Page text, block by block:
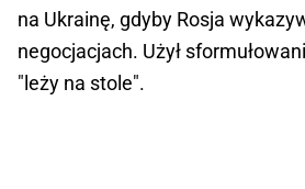
na Ukrainę, gdyby Rosja
negocjacjach. Użył
"leży na stole".